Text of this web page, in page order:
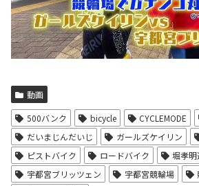
動画
500バンク bicycle CYCLEMODE
だいまじんだいじ
ガールズケイリン
ピストバイク
ロードバイク
堀孝
宇都宮ブリッツェン
宇都宮競輪場